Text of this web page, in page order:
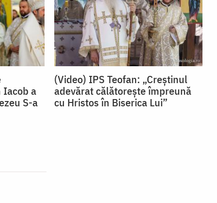
Iacob a
S-a
(Video) IPS Teofan: „Creștinul
adevărat călătorește împreună
cu Hristos în Biserica Lui”